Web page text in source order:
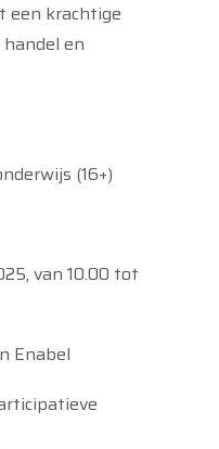
een krachtige
en
(16+)
van 10.00 tot
Enabel